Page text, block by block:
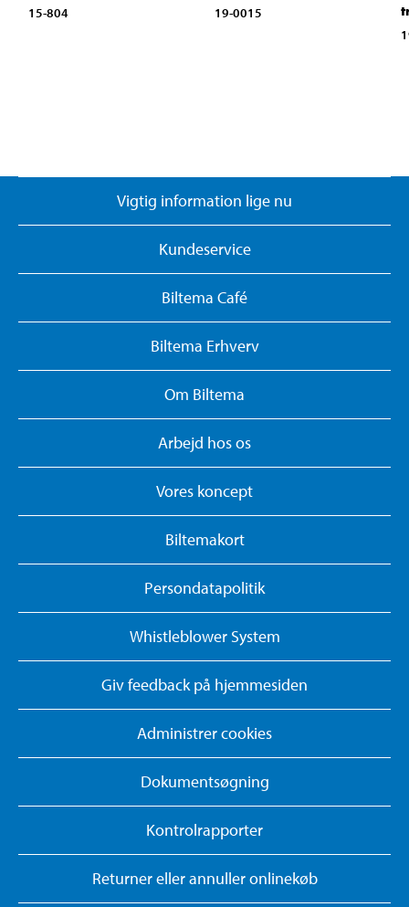
15-804 19-0015
Vigtig information lige nu
Kundeservice
Biltema Café
Biltema Erhverv
Om Biltema
Arbejd hos os
Vores koncept
Biltemakort
Persondatapolitik
Whistleblower System
Giv feedback på hjemmesiden
Administrer cookies
Dokumentsøgning
Kontrolrapporter
Returner eller annuller onlinekøb